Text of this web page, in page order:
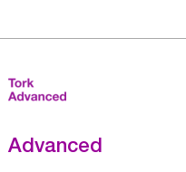
Advanced